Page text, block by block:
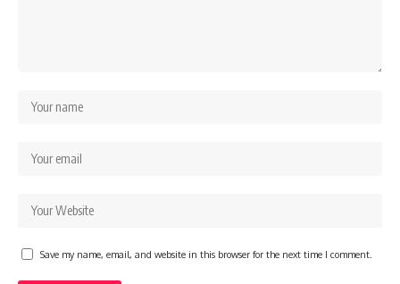
Save my name, email, and website in this browser for the next time I comment.